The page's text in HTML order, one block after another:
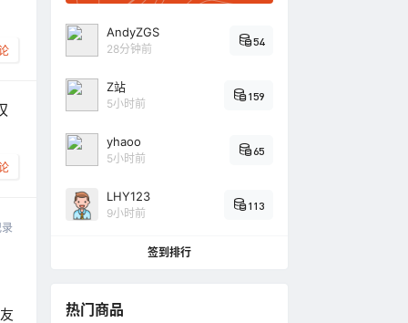
AndyZGS
28分钟前
54
Z站
5小时前
159
yhaoo
5小时前
65
LHY123
9小时前
113
签到排行
热门商品